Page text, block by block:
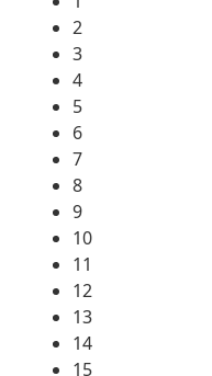
2
3
4
5
6
7
8
9
10
11
12
13
14
15